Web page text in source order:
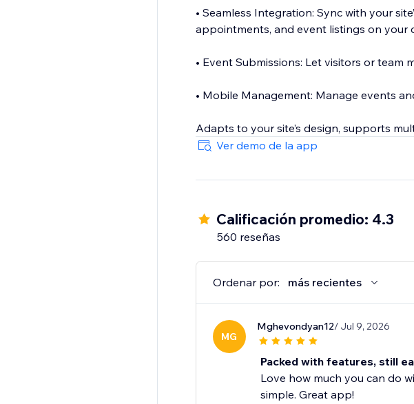
• Seamless Integration: Sync with your
appointments, and event listings on your
• Event Submissions: Let visitors or
• Mobile Management: Manage events
Adapts to your site’s design, supports
style.Ver demo de la app
Calificación promedio: 4.3
560 reseñas
Ordenar por: más recientes
MG
Mghevondyan12/ Jul 9, 2026
Packed with features, still
Love how much you can do
simple. Great app!